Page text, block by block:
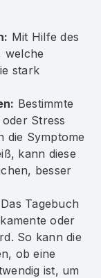
Mit Hilfe des
welche
stark
Bestimmte
Stress
die Symptome
kann diese
besser
Das Tagebuch
oder
So kann die
ob eine
ist, um